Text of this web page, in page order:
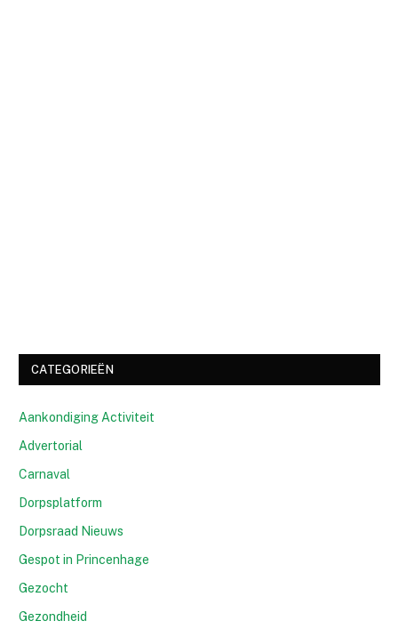
CATEGORIEËN
Aankondiging Activiteit
Advertorial
Carnaval
Dorpsplatform
Dorpsraad Nieuws
Gespot in Princenhage
Gezocht
Gezondheid